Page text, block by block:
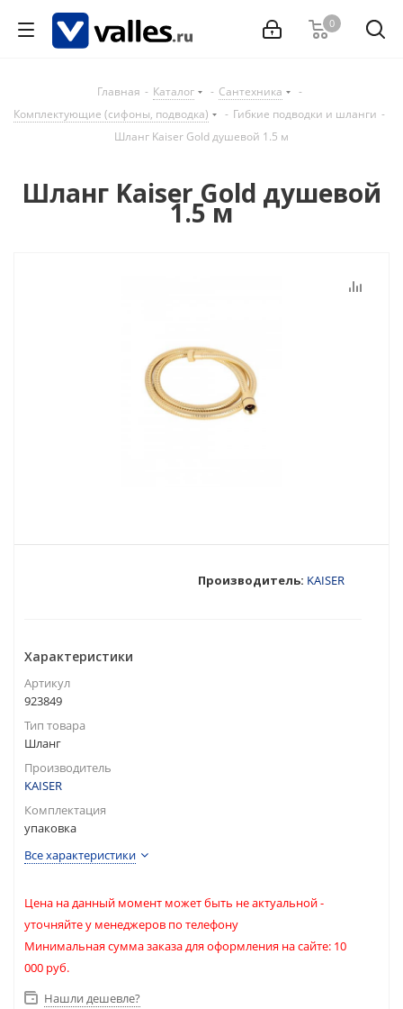
0
Главная - Каталог - Сантехника
-
Комплектующие (сифоны, подводка)
- Гибкие подводки и шланги -
Шланг Kaiser Gold душевой 1.5 м
Шланг Kaiser Gold душевой
1.5 м
Производитель: KAISER
Характеристики
Артикул
923849
Тип товара
Шланг
Производитель
KAISER
Комплектация
упаковка
Все характеристики
Цена на данный момент может быть не актуальной -
уточняйте у менеджеров по телефону
Минимальная сумма заказа для оформления на сайте: 10
000 руб.
Нашли дешевле?